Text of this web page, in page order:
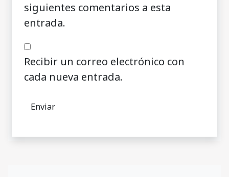
siguientes comentarios a esta
entrada.
Recibir un correo electrónico con
cada nueva entrada.